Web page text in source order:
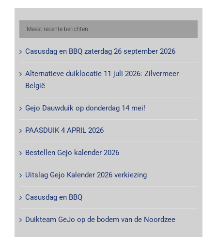
Meest recente berichten
Casusdag en BBQ zaterdag 26 september 2026
Alternatieve duiklocatie 11 juli 2026: Zilvermeer
België
Gejo Dauwduik op donderdag 14 mei!
PAASDUIK 4 APRIL 2026
Bestellen Gejo kalender 2026
Uitslag Gejo Kalender 2026 verkiezing
Casusdag en BBQ
Duikteam GeJo op de bodem van de Noordzee